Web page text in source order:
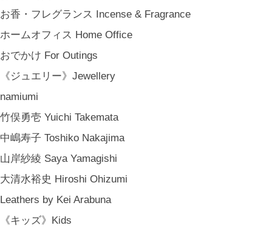
お香・フレグランス Incense & Fragrance
ホームオフィス Home Office
おでかけ For Outings
《ジュエリー》Jewellery
namiumi
竹俣勇壱 Yuichi Takemata
中嶋寿子 Toshiko Nakajima
山岸紗綾 Saya Yamagishi
大清水裕史 Hiroshi Ohizumi
Leathers by Kei Arabuna
《キッズ》Kids
誕生日プレゼント Birthday Gifts
バレンタインデー Valentine's Day
夏 Summer
秋 Autumn
冬 Winter
《ご予約》Made to Order